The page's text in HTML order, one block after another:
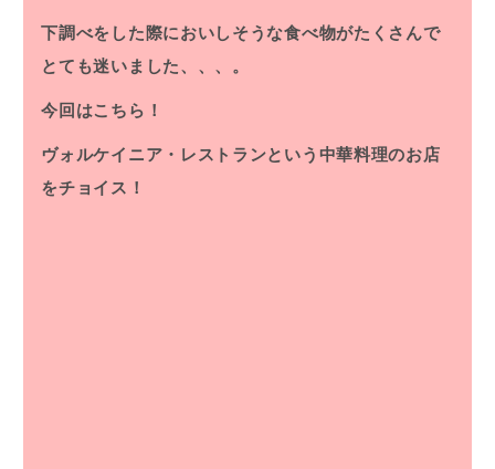
下調べをした際においしそうな食べ物がたくさんで
とても迷いました、、、。
今回はこちら！
ヴォルケイニア・レストランという中華料理のお店
をチョイス！